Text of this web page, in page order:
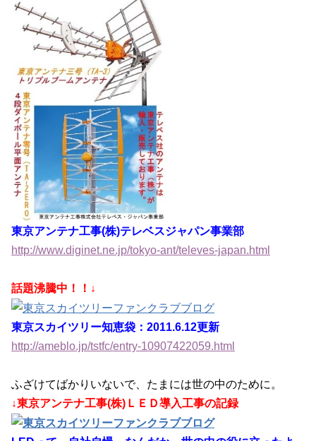
東京アンテナ工事(株)テレベスジャパン事業部
http://www.diginet.ne.jp/tokyo-ant/televes-japan.html
話題沸騰中！！↓
東京スカイツリー知恵袋：2011.6.12更新
http://ameblo.jp/tstfc/entry-10907422059.html
ふざけてばかりいないで、たまには世の中のために。
↓東京アンテナ工事(株)ＬＥＤ導入工事の記録